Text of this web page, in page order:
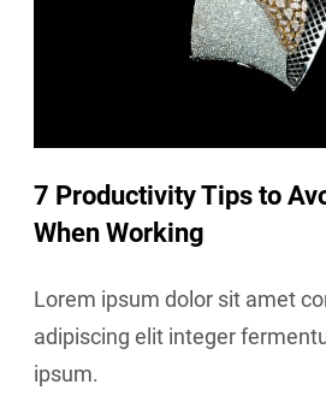
7 Productivity Tips to
When Working
Lorem ipsum dolor sit amet
adipiscing elit integer
ipsum.